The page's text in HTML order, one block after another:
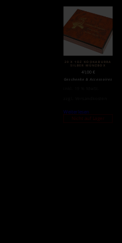
20 X 1OZ KOOKABURRA
SILBER MÜNZBOX
41,00 €
Geschenke & Accessoires
Weiterlesen
Nicht auf Lager